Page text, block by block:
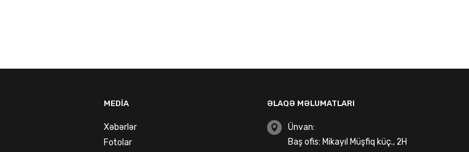
MEDIA
Xəbərlər
Fotolar
ƏLAQƏ MƏLUMATLARI
Ünvan:
Baş ofis: Mikayıl Müşfiq küç., 2H